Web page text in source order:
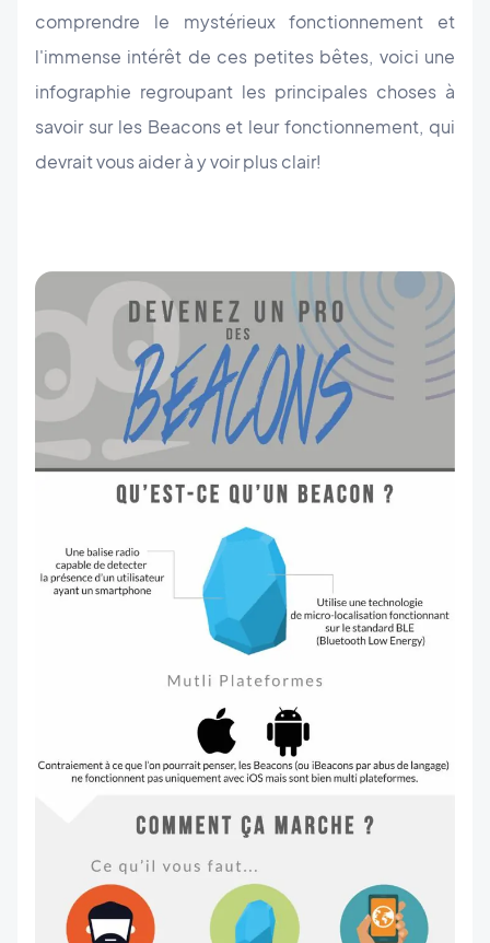
comprendre le mystérieux fonctionnement et
l'immense intérêt de ces petites bêtes, voici une
infographie regroupant les principales choses à
savoir sur les Beacons et leur fonctionnement, qui
devrait vous aider à y voir plus clair!